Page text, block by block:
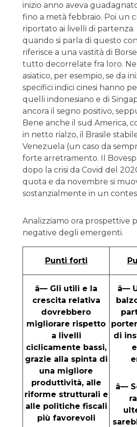
inizio anno aveva
fino a metà febbraio. Poi un
riportato ai livelli di
quando si parla di questo
riferisce a una vastità di
tutto decorrelate fra loro.
asiatico, per esempio, se da
specifici indici cinesi hanno
quelli indonesiano e di
ancora il segno positivo,
Bene anche il sud America,
in netto rialzo, il Brasile
Venezuela (un caso da
forte arretramento. Il
dopo la crisi da Covid del
quota e da novembre si
sostanzialmente in un
Analizziamo ora prospettive
negative degli emergenti.
Punti forti
â— Gli utili e la
crescita relativa
dovrebbero
migliorare rispetto
a livelli
ciclicamente bassi,
grazie alla spinta di
una migliore
produttività, alle
riforme strutturali e
alle politiche fiscali
più favorevoli
â—
di
â—